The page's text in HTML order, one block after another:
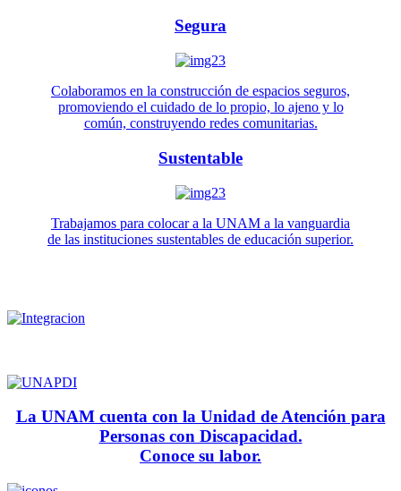
Segura
Colaboramos en la construcción de espacios seguros,
promoviendo el cuidado de lo propio, lo ajeno y lo
común, construyendo redes comunitarias.
Sustentable
Trabajamos para colocar a la UNAM a la vanguardia
de las instituciones sustentables de educación superior.
La UNAM cuenta con la Unidad de Atención para
Personas con Discapacidad.
Conoce su labor.